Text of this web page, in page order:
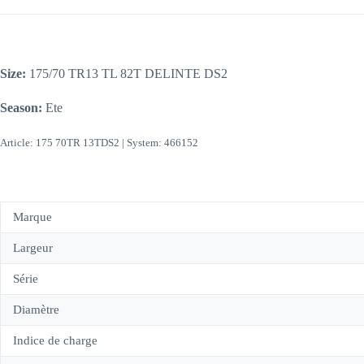
Size: 175/70 TR13 TL 82T DELINTE DS2
Season: Ete
Article: 175 70TR 13TDS2 | System: 466152
Marque
Largeur
Série
Diamètre
Indice de charge